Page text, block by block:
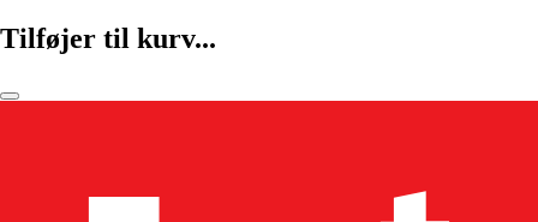
Tilføjer til kurv...